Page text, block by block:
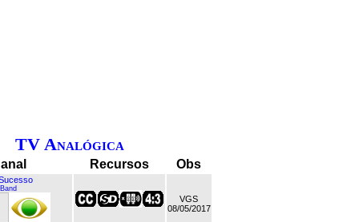
TV Analógica
Recursos Obs
Band
VGS
08/05/2017